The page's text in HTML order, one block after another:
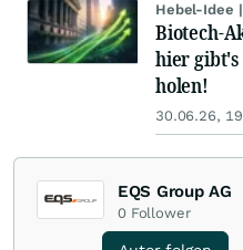
Hebel-Idee
Biotech-
hier gibt's
holen!
30.06.26,
EQS Group AG
0 Follower